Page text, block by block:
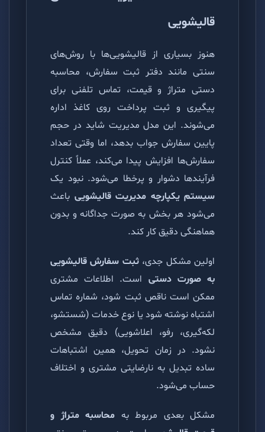
قالیشویی
هنوز بسیاری از قالیشویی‌ها با روش‌های
سنتی مانند دفتر ثبت سفارش، محاسبه
دستی متراژ و قیمت، تماس تلفنی برای
پیگیری و ثبت پرداخت روی کاغذ اداره
می‌شوند. این مدل مدیریت شاید در حجم
پایین سفارش جواب بدهد، اما وقتی تعداد
سفارش‌ها افزایش پیدا می‌کند، عملاً کنترل
فرآیندها دشوار و پرخطا می‌شود. نبود یک
سیستم یکپارچه مدیریت قالیشویی باعث
می‌شود هر بخش به صورت جداگانه و بدون
هماهنگی دقیق کار کند.
اولین مشکل جدی،ثبت سفارش قالیشویی
به صورت دستی است. اطلاعات مشتری
ممکن است ناقص ثبت شود، شماره تماس
اشتباه نوشته شود یا نوع خدمات (شستشو،
لکه‌گیری، رفو، اعلاشویی) دقیق مشخص
نشود. در زمان تحویل، همین اشتباهات
ساده تبدیل به نارضایتی مشتری و اختلاف
حساب می‌شود.
مشکل بعدی مربوط به محاسبه متراژ و